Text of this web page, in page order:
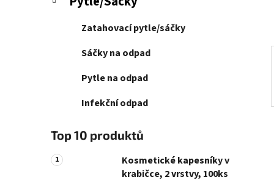
p
Zatahovací pytle/sáčky
Sáčky na odpad
Pytle na odpad
Infekční odpad
Top 10 produktů
Kosmetické kapesníky v
krabičce, 2 vrstvy, 100ks